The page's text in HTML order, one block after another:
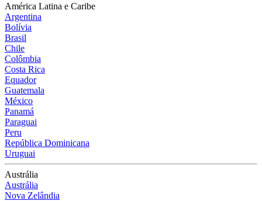
América Latina e Caribe
Argentina
Bolívia
Brasil
Chile
Colômbia
Costa Rica
Equador
Guatemala
México
Panamá
Paraguai
Peru
República Dominicana
Uruguai
Austrália
Austrália
Nova Zelândia